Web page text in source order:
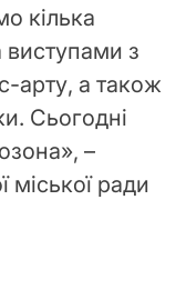
кілька
виступами з
арту, а також
Сьогодні
–
ради